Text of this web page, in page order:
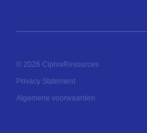
© 2026 CiphixResources
Privacy Statement
Algemene voorwaarden